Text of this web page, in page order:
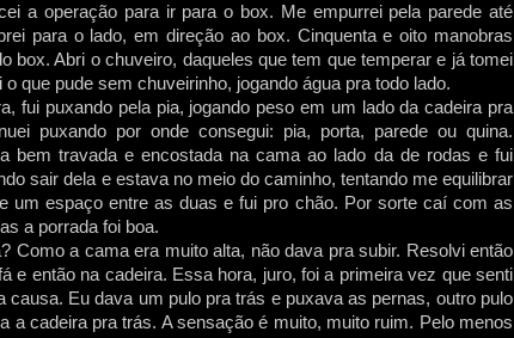
a operação para ir para o box. Me empurrei pela parede até
para o lado, em direção ao box. Cinquenta e oito manobras
box. Abri o chuveiro, daqueles que tem que temperar e já tomei
que pude sem chuveirinho, jogando água pra todo lado.
fui puxando pela pia, jogando peso em um lado da cadeira pra
puxando por onde consegui: pia, porta, parede ou quina.
bem travada e encostada na cama ao lado da de rodas e fui
sair dela e estava no meio do caminho, tentando me equilibrar
um espaço entre as duas e fui pro chão. Por sorte caí com as
a porrada foi boa.
Como a cama era muito alta, não dava pra subir. Resolvi então
e então na cadeira. Essa hora, juro, foi a primeira vez que senti
causa. Eu dava um pulo pra trás e puxava as pernas, outro pulo
a cadeira pra trás. A sensação é muito, muito ruim. Pelo menos